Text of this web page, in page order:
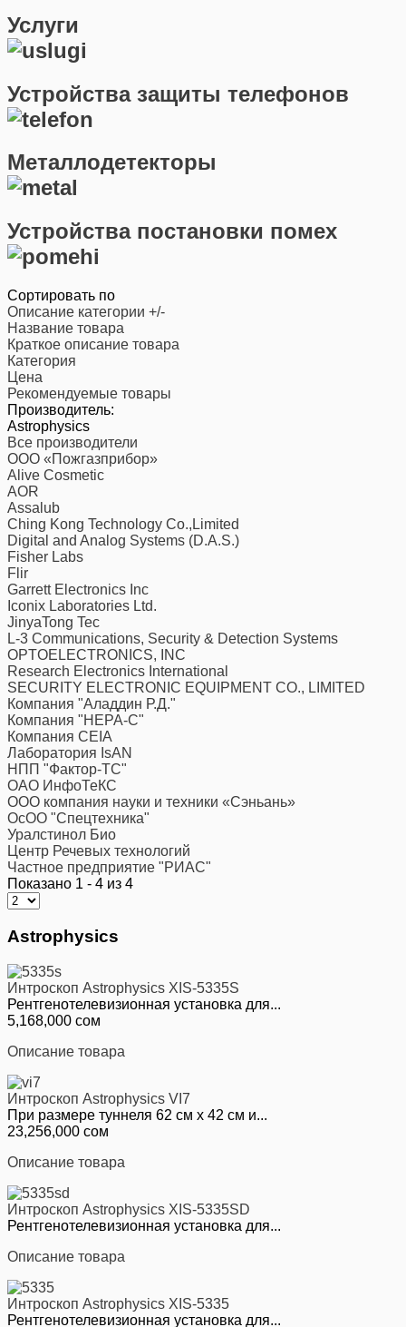
Услуги
Устройства защиты телефонов
Металлодетекторы
Устройства постановки помех
Сортировать по
Описание категории +/-
Название товара
Краткое описание товара
Категория
Цена
Рекомендуемые товары
Производитель:
Astrophysics
Все производители
ООО «Пожгазприбор»
Alive Cosmetic
AOR
Assalub
Ching Kong Technology Co.,Limited
Digital and Analog Systems (D.A.S.)
Fisher Labs
Flir
Garrett Electronics Inc
Iconix Laboratories Ltd.
JinyaTong Tec
L-3 Communications, Security & Detection Systems
OPTOELECTRONICS, INC
Research Electronics International
SECURITY ELECTRONIC EQUIPMENT CO., LIMITED
Компания "Аладдин Р.Д."
Компания "НЕРА-С"
Компания CEIA
Лаборатория IsAN
НПП "Фактор-ТС"
ОАО ИнфоТеКС
ООО компания науки и техники «Сэньань»
ОсОО "Спецтехника"
Уралстинол Био
Центр Речевых технологий
Частное предприятие "РИАС"
Показано 1 - 4 из 4
Astrophysics
Интроскоп Astrophysics XIS-5335S
Рентгенотелевизионная установка для...
5,168,000 сом
Описание товара
Интроскоп Astrophysics VI7
При размере туннеля 62 см х 42 см и...
23,256,000 сом
Описание товара
Интроскоп Astrophysics XIS-5335SD
Рентгенотелевизионная установка для...
Описание товара
Интроскоп Astrophysics XIS-5335
Рентгенотелевизионная установка для...